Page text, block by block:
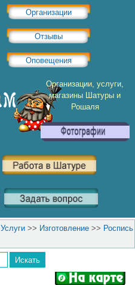
Организации
Отзывы
Оповещения
Организации, услуги,
магазины Шатуры и
Рошаля
Услуги >> Изготовление >> Роспись